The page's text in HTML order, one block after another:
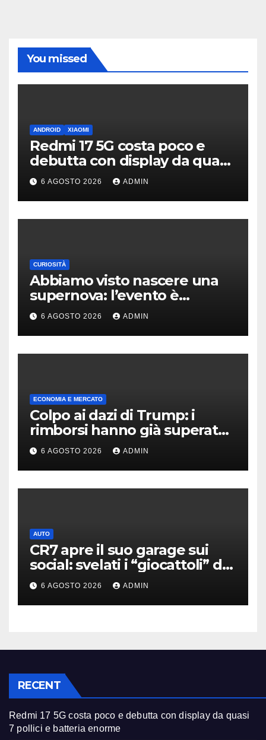
You missed
ANDROID XIAOMI
Redmi 17 5G costa poco e
debutta con display da quasi
7 pollici e batteria enorme
6 AGOSTO 2026 ADMIN
CURIOSITÀ
Abbiamo visto nascere una
supernova: l’evento è
rarissimo
6 AGOSTO 2026 ADMIN
ECONOMIA E MERCATO
Colpo ai dazi di Trump: i
rimborsi hanno già superato i
100 miliardi di dollari
6 AGOSTO 2026 ADMIN
AUTO
CR7 apre il suo garage sui
social: svelati i “giocattoli” da
oltre 40 milioni
6 AGOSTO 2026 ADMIN
RECENT
Redmi 17 5G costa poco e debutta con display da quasi
7 pollici e batteria enorme